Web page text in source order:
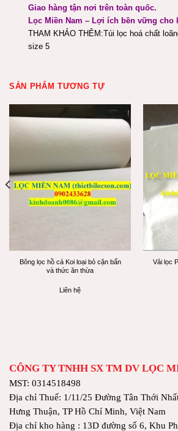
Giao hàng tận nơi trên toàn quốc.
Lọc Miền Nam – Lợi ích bền vững cho
THAM KHẢO THÊM:Túi lọc hoá chất
size 5
SẢN PHẨM TƯƠNG TỰ
Bông lọc hồ cá Koi loại bỏ cặn bẩn
và thức ăn thừa
Liên hệ
Vải lọc
CÔNG TY TNHH SX TM DV LỌC
MST: 0314518498
Địa chỉ Thuế: 1/11/25 Đường Tân Thới
Hưng Thuận, TP Hồ Chí Minh, Việt Nam
Địa chỉ kho hàng : 13D đường số 6, Khu